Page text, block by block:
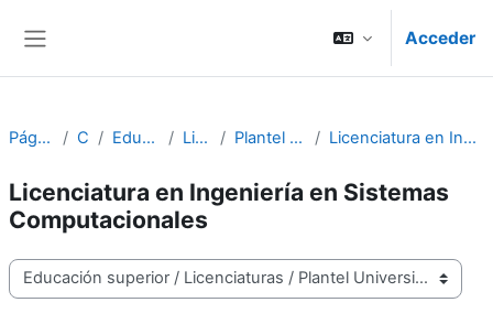
Acceder
Página Principal Cursos Educación superior Licenciaturas Plantel Universidad en línea Licenciatura en Ingeniería en Sistemas Computacionales
Licenciatura en Ingeniería en Sistemas
Computacionales
Categorías